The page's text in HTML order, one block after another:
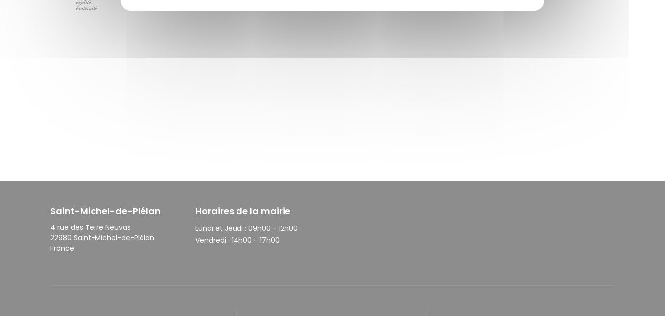
Saint-Michel-de-Plélan
4 rue des Terre Neuvas
22980 Saint-Michel-de-Plélan
France
Horaires de la mairie
Lundi et Jeudi : 09h00 - 12h00
Vendredi : 14h00 - 17h00